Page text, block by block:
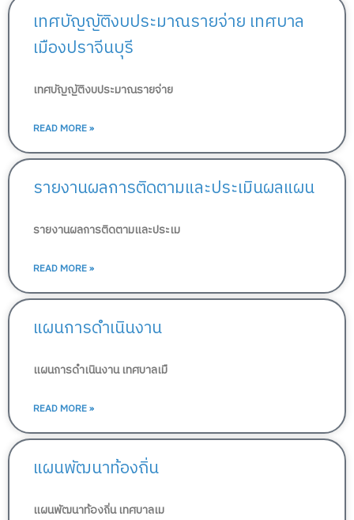
เทศบัญญัติงบประมาณรายจ่าย เทศบาล
เมืองปราจีนบุรี
เทศบัญญัติงบประมาณรายจ่าย
READ MORE »
รายงานผลการติดตามและประเมินผลแผน
รายงานผลการติดตามและประเม
READ MORE »
แผนการดำเนินงาน
แผนการดำเนินงาน เทศบาลเมื
READ MORE »
แผนพัฒนาท้องถิ่น
แผนพัฒนาท้องถิ่น เทศบาลเม